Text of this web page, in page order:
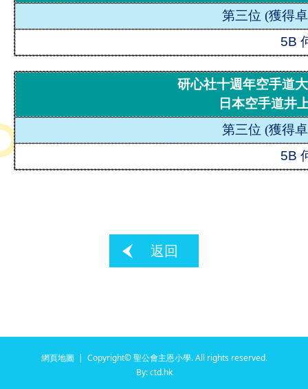
第三位 (獲得
5B
研心社十週年空手道
日本空手道井
第三位 (獲得
5B
返回
網頁地圖 | Copyright© 聖公會主恩小學. All rights reserved.
By: ctd.hk